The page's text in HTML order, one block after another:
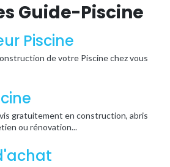
Guide-Piscine
Piscine
de votre Piscine chez vous
gratuitement en construction, abris
ou rénovation...